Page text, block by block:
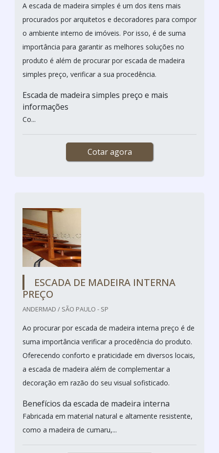
A escada de madeira simples é um dos itens mais
procurados por arquitetos e decoradores para compor
o ambiente interno de imóveis. Por isso, é de suma
importância para garantir as melhores soluções no
produto é além de procurar por escada de madeira
simples preço, verificar a sua procedência.
Escada de madeira simples preço e mais
informações
Co...
Cotar agora
ESCADA DE MADEIRA INTERNA
PREÇO
ANDERMAD / SÃO PAULO - SP
Ao procurar por escada de madeira interna preço é de
suma importância verificar a procedência do produto.
Oferecendo conforto e praticidade em diversos locais,
a escada de madeira além de complementar a
decoração em razão do seu visual sofisticado.
Benefícios da escada de madeira interna
Fabricada em material natural e altamente resistente,
como a madeira de cumaru,...